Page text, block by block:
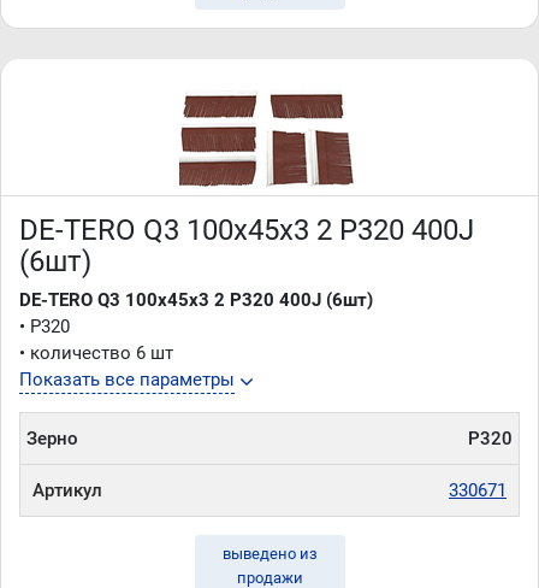
DE-TERO Q3 100х45х3 2 P320 400J
(6шт)
DE-TERO Q3 100х45х3 2 P320 400J (6шт)
• P320
• количество 6 шт
Показать все параметры
Зерно P320
Артикул 330671
выведено из
продажи